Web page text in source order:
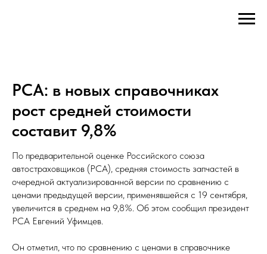
РСА: в новых справочниках
рост средней стоимости
составит 9,8%
По предварительной оценке Российского союза
автостраховщиков (РСА), средняя стоимость запчастей в
очередной актуализированной версии по сравнению с
ценами предыдущей версии, применявшейся с 19 сентября,
увеличится в среднем на 9,8%. Об этом сообщил президент
РСА Евгений Уфимцев.
Он отметил, что по сравнению с ценами в справочнике